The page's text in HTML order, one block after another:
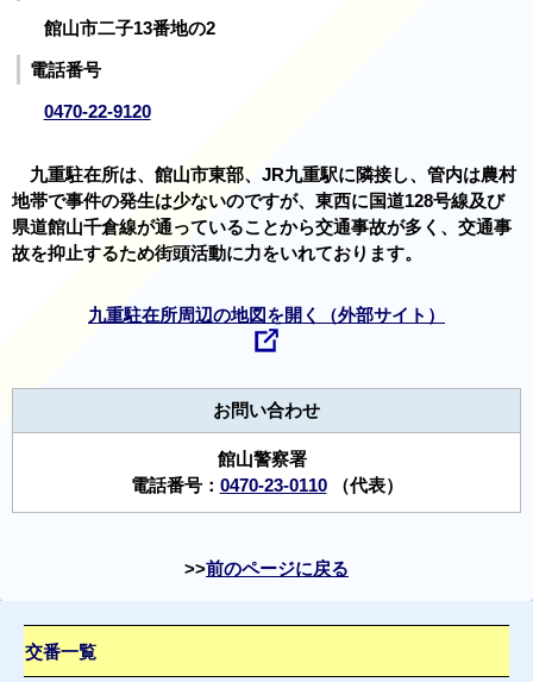
館山市二子13番地の2
電話番号
0470-22-9120
九重駐在所は、館山市東部、JR九重駅に隣接し、管内は農村
地帯で事件の発生は少ないのですが、東西に国道128号線及び
県道館山千倉線が通っていることから交通事故が多く、交通事
故を抑止するため街頭活動に力をいれております。
九重駐在所周辺の地図を開く（外部サイト）
お問い合わせ
館山警察署
電話番号： 0470-23-0110（代表）
前のページに戻る
交番一覧